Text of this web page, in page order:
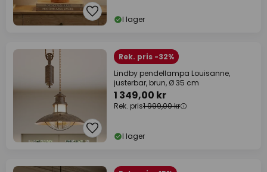
I lager
Rek. pris -32%
Lindby pendellampa Louisanne,
justerbar, brun, Ø 35 cm
1 349,00 kr
Rek. pris1 999,00 kr
I lager